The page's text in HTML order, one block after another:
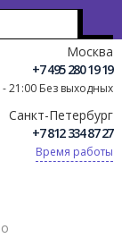
Москва
+7 495 280 19 19
- 21:00 Без выходных
Санкт-Петербург
+7 812 334 87 27
Время работы